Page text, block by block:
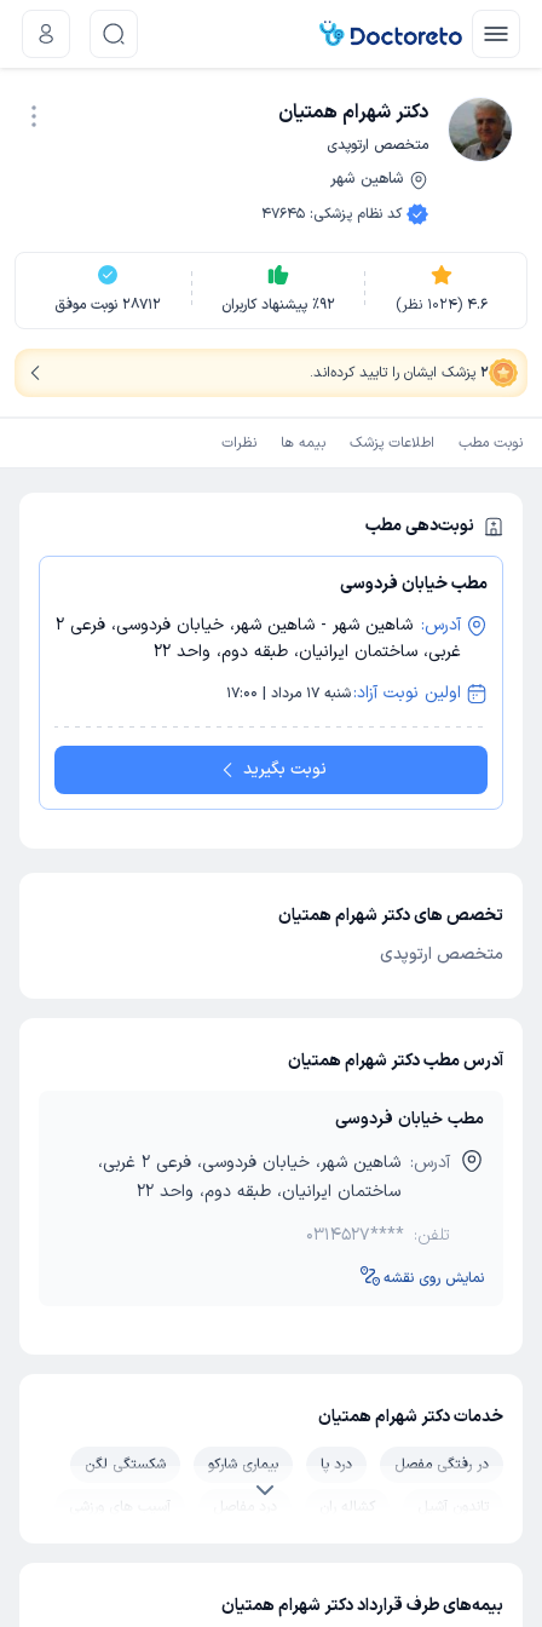
دکتر شهرام همتیان
متخصص ارتوپدی
شاهین شهر
کد نظام پزشکی:
47645
4.6
(
1024 نظر) ٪92 پیشنهاد کاربران 28712 نوبت موفق
2 پزشک ایشان را تایید کرده‌اند.
نوبت مطب اطلاعات پزشک بیمه ها نظرات
نوبت‌دهی مطب
مطب خیابان فردوسی
آدرس:
شاهین شهر - شاهین شهر، خیابان فردوسی، فرعی 2
غربی، ساختمان ایرانیان، طبقه دوم، واحد 22
اولین نوبت آزاد:شنبه 17 مرداد | 17:00
نوبت بگیرید
تخصص های دکتر شهرام همتیان
متخصص ارتوپدی
آدرس مطب دکتر شهرام همتیان
مطب خیابان فردوسی
آدرس:
شاهین شهر، خیابان فردوسی، فرعی 2 غربی،
ساختمان ایرانیان، طبقه دوم، واحد 22
تلفن: 0314527****
نمایش روی نقشه
خدمات دکتر شهرام همتیان
در رفتگی مفصل درد پا بیماری شارکو
شکستگی لگن
تاندون آشیل
کشاله ران درد مفاصل
آسیب های ورزشی
شکستگی مچ پا
تزریق مفصل
هالوکس والگوس
بیمه‌های طرف قرارداد دکتر شهرام همتیان